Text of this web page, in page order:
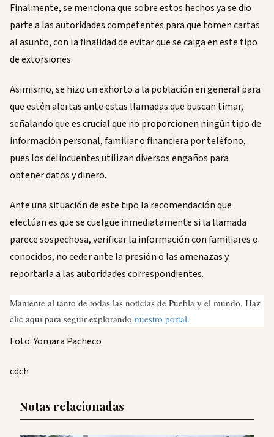
Finalmente, se menciona que sobre estos hechos ya se dio
parte a las autoridades competentes para que tomen cartas
al asunto, con la finalidad de evitar que se caiga en este tipo
de extorsiones.
Asimismo, se hizo un exhorto a la población en general para
que estén alertas ante estas llamadas que buscan timar,
señalando que es crucial que no proporcionen ningún tipo de
información personal, familiar o financiera por teléfono,
pues los delincuentes utilizan diversos engaños para
obtener datos y dinero.
Ante una situación de este tipo la recomendación que
efectúan es que se cuelgue inmediatamente si la llamada
parece sospechosa, verificar la información con familiares o
conocidos, no ceder ante la presión o las amenazas y
reportarla a las autoridades correspondientes.
Mantente al tanto de todas las noticias de Puebla y el mundo. Haz
clic aquí para seguir explorando nuestro portal.
Foto: Yomara Pacheco
cdch
Notas relacionadas